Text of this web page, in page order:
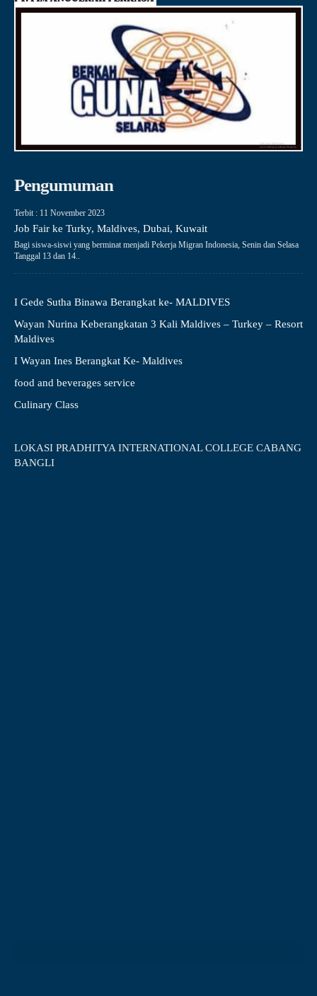
Pengumuman
Terbit : 11 November 2023
Job Fair ke Turky, Maldives, Dubai, Kuwait
Bagi siswa-siswi yang berminat menjadi Pekerja Migran Indonesia, Senin dan Selasa
Tanggal 13 dan 14..
I Gede Sutha Binawa Berangkat ke- MALDIVES
Wayan Nurina Keberangkatan 3 Kali Maldives – Turkey – Resort
Maldives
I Wayan Ines Berangkat Ke- Maldives
food and beverages service
Culinary Class
LOKASI PRADHITYA INTERNATIONAL COLLEGE CABANG
BANGLI